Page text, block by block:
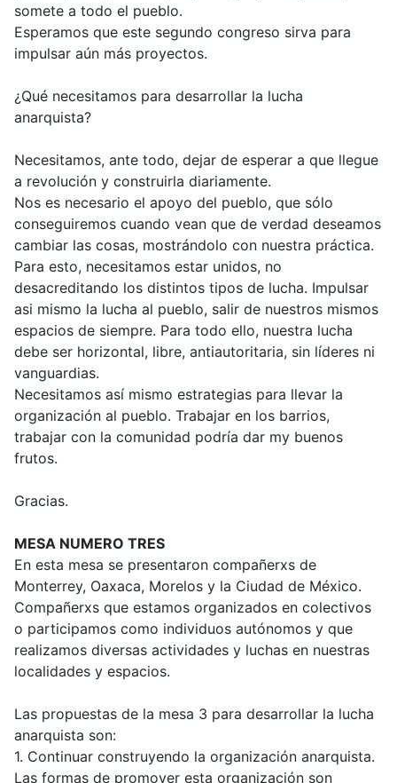
somete a todo el pueblo.
Esperamos que este segundo congreso sirva para
impulsar aún más proyectos.
¿Qué necesitamos para desarrollar la lucha
anarquista?
Necesitamos, ante todo, dejar de esperar a que llegue
a revolución y construirla diariamente.
Nos es necesario el apoyo del pueblo, que sólo
conseguiremos cuando vean que de verdad deseamos
cambiar las cosas, mostrándolo con nuestra práctica.
Para esto, necesitamos estar unidos, no
desacreditando los distintos tipos de lucha. Impulsar
asi mismo la lucha al pueblo, salir de nuestros mismos
espacios de siempre. Para todo ello, nuestra lucha
debe ser horizontal, libre, antiautoritaria, sin líderes ni
vanguardias.
Necesitamos así mismo estrategias para llevar la
organización al pueblo. Trabajar en los barrios,
trabajar con la comunidad podría dar my buenos
frutos.
Gracias.
MESA NUMERO TRES
En esta mesa se presentaron compañerxs de
Monterrey, Oaxaca, Morelos y la Ciudad de México.
Compañerxs que estamos organizados en colectivos
o participamos como individuos autónomos y que
realizamos diversas actividades y luchas en nuestras
localidades y espacios.
Las propuestas de la mesa 3 para desarrollar la lucha
anarquista son:
1. Continuar construyendo la organización anarquista.
Las formas de promover esta organización son